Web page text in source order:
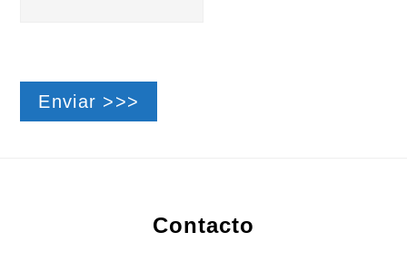
Contacto